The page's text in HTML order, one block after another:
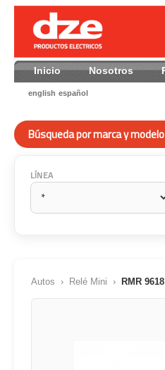
Inicio Nosotros
english español
Búsqueda por marca y modelo
LÍNEA
Autos › Relé Mini › RMR 9618